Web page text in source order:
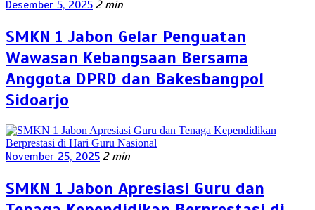
Desember 5, 2025 2 min
SMKN 1 Jabon Gelar Penguatan
Wawasan Kebangsaan Bersama
Anggota DPRD dan Bakesbangpol
Sidoarjo
November 25, 2025 2 min
SMKN 1 Jabon Apresiasi Guru dan